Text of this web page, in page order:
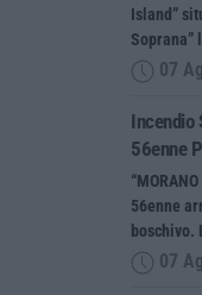
Island”
Soprana”
07
Incendio
56enne
56enne
boschivo.
07